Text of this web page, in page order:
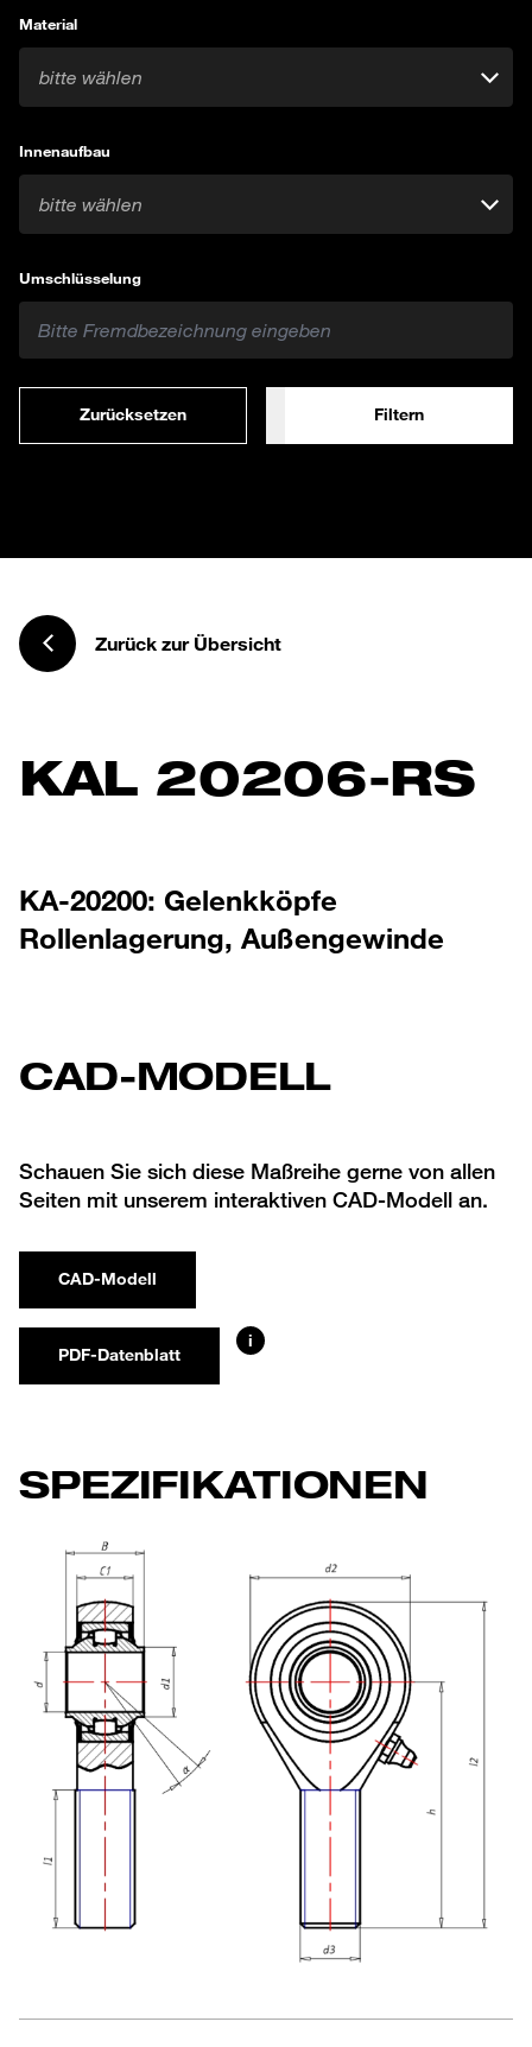
Material
bitte wählen
Innenaufbau
bitte wählen
Umschlüsselung
Zurücksetzen Filtern
Zurück zur Übersicht
KAL 20206-RS
KA-20200: Gelenkköpfe
Rollenlagerung, Außengewinde
CAD-MODELL
Schauen Sie sich diese Maßreihe gerne von allen
Seiten mit unserem interaktiven CAD-Modell an.
CAD-Modell
PDF-Datenblatt
i
SPEZIFIKATIONEN